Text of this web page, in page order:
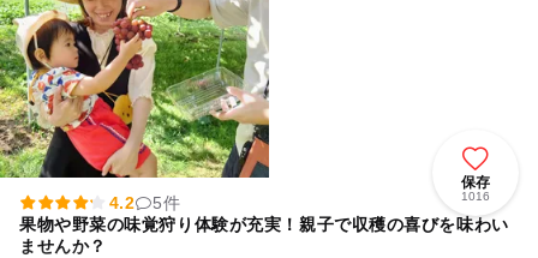
保存
1016
4.2
5件
果物や野菜の味覚狩り体験が充実！親子で収穫の喜びを味わい
ませんか？